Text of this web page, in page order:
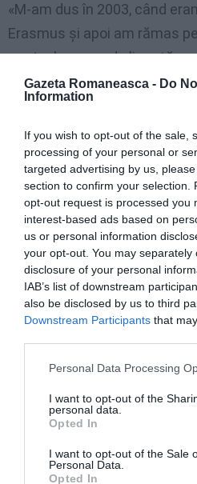
Gazeta Romaneasca - Do
Information
If you wish to opt-out of the sale,
processing of your personal or
targeted advertising by us,
section to confirm your selection.
opt-out request is processed you
interest-based ads based on
us or personal information
your opt-out. You may
disclosure of your personal
IAB’s list of downstream
also be disclosed by us to third
Downstream Participants that
Personal Data Processing
I want to opt-out of the
personal data.
Opted In
I want to opt-out of the Sale
Personal Data.
Opted In
«M-am dus în 2003, când
Erasmus şi apoi am rămas
pentru lucrarea de licenţă.
Trebuia să stau şase luni,
am acomodat destul de
perspective de muncă în
În cel al economiei private şi
profitat de ambele ocazii.»
Cum se simt italienii în
«Prezenţa italiană ar trebui
firme, atât italiene cât şi
Este o ţară parteneră
cont de acest lucru atunci